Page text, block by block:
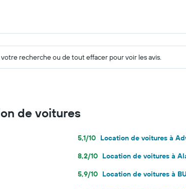
recherche ou de tout effacer pour voir les avis.
de voitures
5,1/10 Location de voitures à
8,2/10 Location de voitures à
5,9/10 Location de voitures à